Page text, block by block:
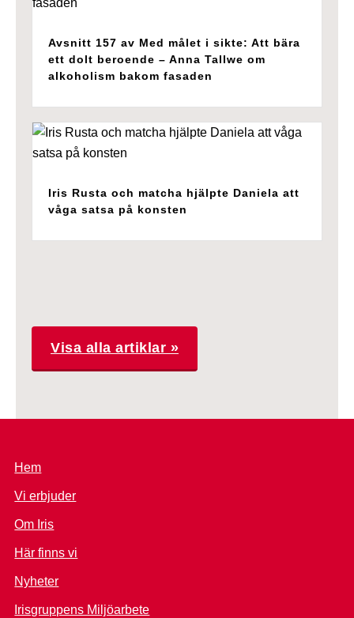
Avsnitt 157 av Med målet i sikte: Att bära
ett dolt beroende – Anna Tallwe om
alkoholism bakom fasaden
Iris Rusta och matcha hjälpte Daniela att
våga satsa på konsten
Visa alla artiklar »
Hem
Vi erbjuder
Om Iris
Här finns vi
Nyheter
Irisgruppens Miljöarbete